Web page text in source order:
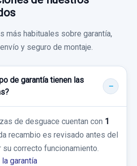
no incluidos.
por whatsapp
no incluidos.
OEM:2002017
no incluidos.
DERECHA
DERECHA... usado.
ECOBOOST
no incluidos.
CENTRALITA MOTOR UCE 0261S08473 usado.
ECOBOOST
0261S08473
CM5G6K682HD
TURBOCOMPRESOR CM5G6K682HD usado.
ECOBOOST
más habituales sobre garantía,
y seguro de montaje.
de garantía tienen las
de desguace cuentan con 1
recambio es revisado antes del
correcto funcionamiento.
garantía